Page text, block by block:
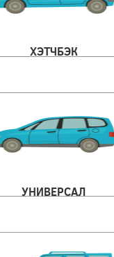
ХЭТЧБЭК
УНИВЕРСАЛ